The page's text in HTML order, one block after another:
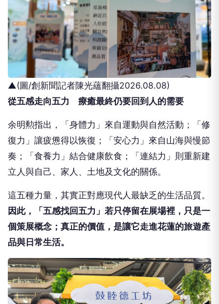
▲(圖/創新聞記者陳光蘊翻攝2026.08.08)
從五感走向五力 療癒最終仍要回到人的需要
余明勲指出，「身體力」來自運動與自然活動；「修
復力」讓疲憊得以恢復；「安心力」來自山海與慢節
奏；「食養力」結合健康飲食；「連結力」則重新建
立人與自己、家人、土地及文化的關係。
這五種力量，其實正對應現代人最缺乏的生活品質。
因此，「五感找回五力」若只停留在展場裡，只是一
個策展概念；真正的價值，是讓它走進花蓮的旅遊產
品與日常生活。